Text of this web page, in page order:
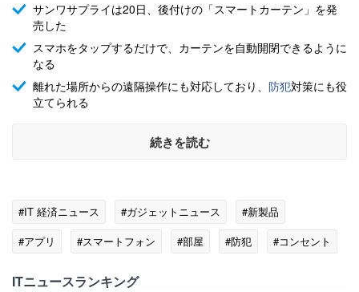
サンワサプライは20日、後付けの「スマートカーテン」を発
売した
スマホをタップするだけで、カーテンを自動開閉できるように
なる
離れた場所からの遠隔操作にも対応しており、 防犯対策にも役
立てられる
続きを読む
#IT 経済ニュース #ガジェットニュース
#新製品
#アプリ
#スマートフォン #部屋 #防犯
#コンセント
ITニュースランキング